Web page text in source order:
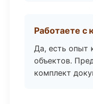
Работаете с
Да, есть опыт
объектов.
комплект